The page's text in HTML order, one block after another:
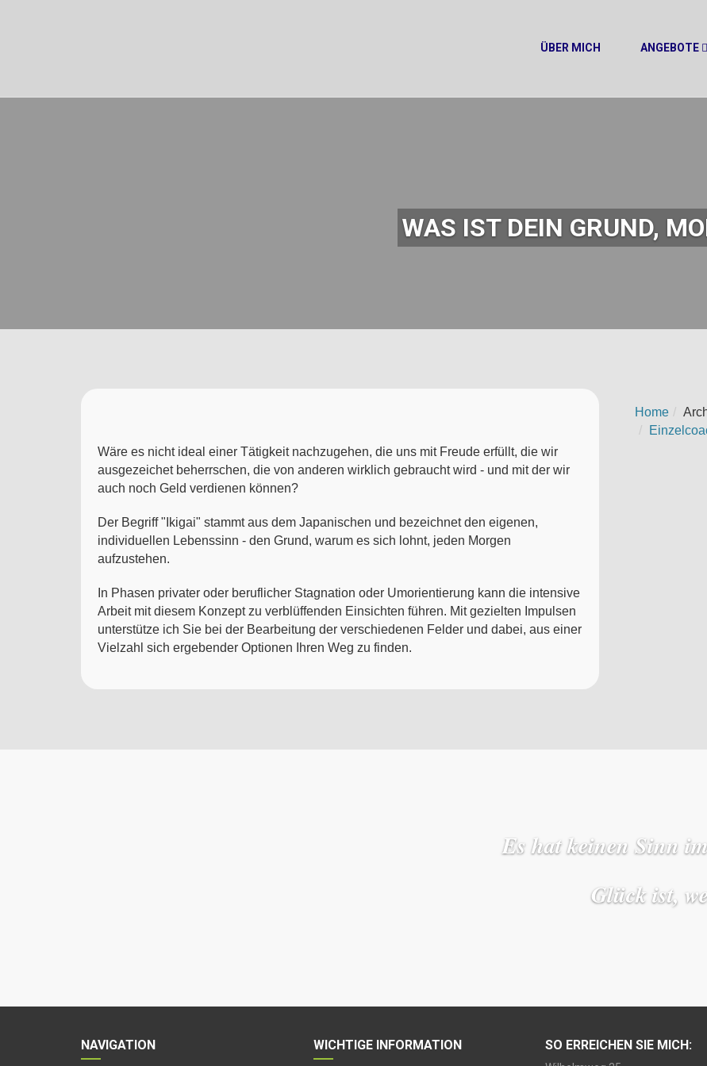
ÜBER MICH ANGEBOTE
WAS IST DEIN GRUND,
Wäre es nicht ideal einer Tätigkeit nachzugehen, die uns mit Freude erfüllt, die wir
ausgezeichet beherrschen, die von anderen wirklich gebraucht wird - und mit der wir
auch noch Geld verdienen können?
Der Begriff "Ikigai" stammt aus dem Japanischen und bezeichnet den eigenen,
individuellen Lebenssinn - den Grund, warum es sich lohnt, jeden Morgen
aufzustehen.
In Phasen privater oder beruflicher Stagnation oder Umorientierung kann die intensive
Arbeit mit diesem Konzept zu verblüffenden Einsichten führen. Mit gezielten Impulsen
unterstütze ich Sie bei der Bearbeitung der verschiedenen Felder und dabei, aus einer
Vielzahl sich ergebender Optionen Ihren Weg zu finden.
Home
Es hat keinen Sinn
Glück ist,
NAVIGATION WICHTIGE INFORMATION SO ERREICHEN SIE MICH: